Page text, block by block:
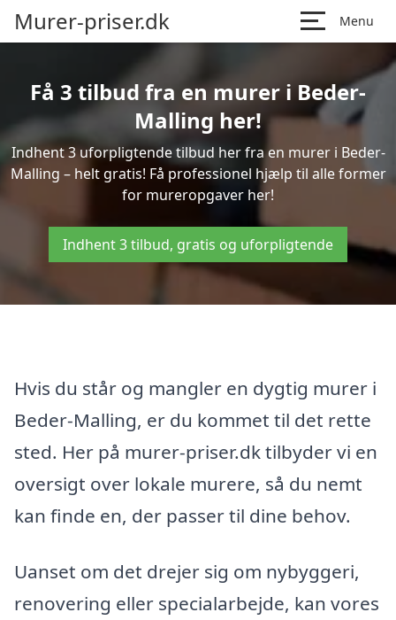
Murer-priser.dk Menu
Få 3 tilbud fra en murer i Beder-
Malling her!
Indhent 3 uforpligtende tilbud her fra en murer i Beder-
Malling – helt gratis! Få professionel hjælp til alle former
for mureropgaver her!
Indhent 3 tilbud, gratis og uforpligtende
Hvis du står og mangler en dygtig murer i
Beder-Malling, er du kommet til det rette
sted. Her på murer-priser.dk tilbyder vi en
oversigt over lokale murere, så du nemt
kan finde en, der passer til dine behov.
Uanset om det drejer sig om nybyggeri,
renovering eller specialarbejde, kan vores